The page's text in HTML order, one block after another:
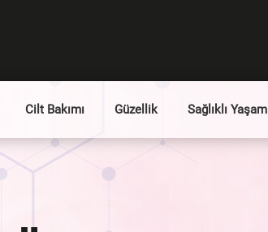
Cilt Bakımı Güzellik Sağlıklı Yaşam